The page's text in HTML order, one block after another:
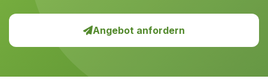
Angebot anfordern